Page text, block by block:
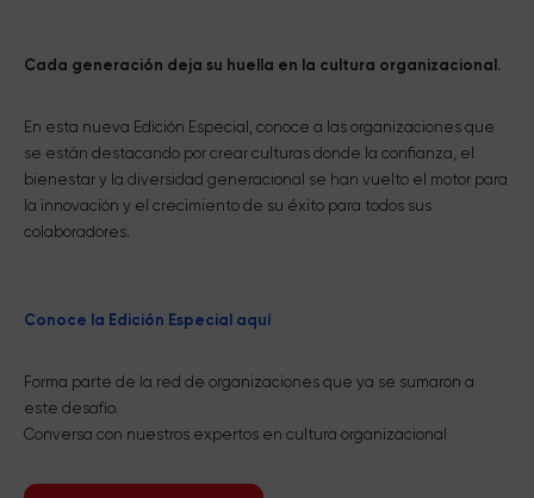
Cada generación deja su huella en la cultura organizacional.
En esta nueva Edición Especial, conoce a las organizaciones que
se están destacando por crear culturas donde la confianza, el
bienestar y la diversidad generacional se han vuelto el motor para
la innovación y el crecimiento de su éxito para todos sus
colaboradores.
Conoce la Edición Especial aquí
Forma parte de la red de organizaciones que ya se sumaron a
este desafío.
Conversa con nuestros expertos en cultura organizacional